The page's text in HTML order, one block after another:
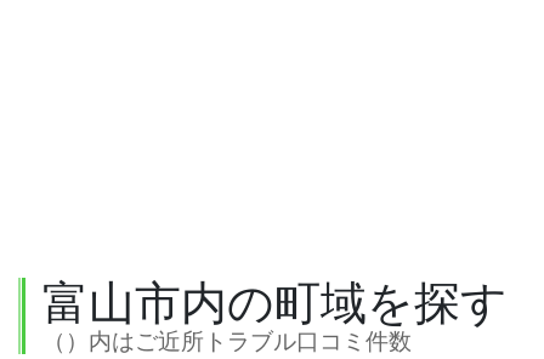
富山市内の町域を探す
（）内はご近所トラブル口コミ件数